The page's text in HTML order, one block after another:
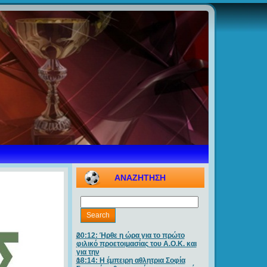
ΑΝΑΖΗΤΗΣΗ
20:12: Ήρθε η ώρα για το πρώτο
φιλικό προετοιμασίας του Α.Ο.Κ. και
για την
18:14: Η έμπειρη αθλητρια Σοφία